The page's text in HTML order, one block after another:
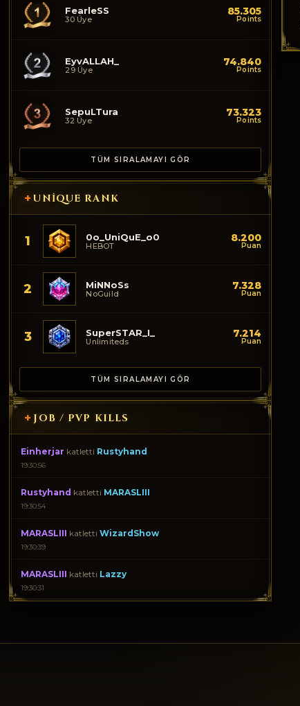
FearleSS
30 Üye
85.305
Points
EyvALLAH_
29 Üye
74.840
Points
SepuLTura
32 Üye
73.323
Points
TÜM SIRALAMAYI GÖR
+ UNIQUE RANK
1 0o_UniQuE_o0
HEBOT
8.200
Puan
2 MiNNoSs
NoGuild
7.328
Puan
3 SuperSTAR_I_
Unlimiteds
7.214
Puan
TÜM SIRALAMAYI GÖR
+ JOB / PVP KILLS
Einherjar katletti Rustyhand
19:30:56
Rustyhand katletti MARASLIII
19:30:54
MARASLIII katlettiWizardShow
19:30:39
MARASLIII katletti Lazzy
19:30:31